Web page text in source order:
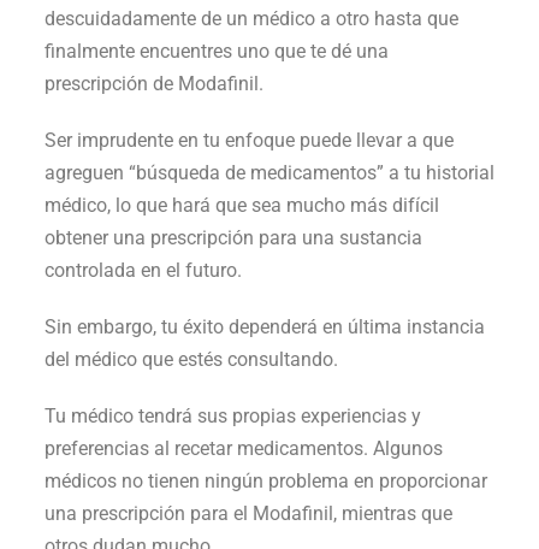
descuidadamente de un médico a otro hasta que
finalmente encuentres uno que te dé una
prescripción de Modafinil.
Ser imprudente en tu enfoque puede llevar a que
agreguen “búsqueda de medicamentos” a tu historial
médico, lo que hará que sea mucho más difícil
obtener una prescripción para una sustancia
controlada en el futuro.
Sin embargo, tu éxito dependerá en última instancia
del médico que estés consultando.
Tu médico tendrá sus propias experiencias y
preferencias al recetar medicamentos. Algunos
médicos no tienen ningún problema en proporcionar
una prescripción para el Modafinil, mientras que